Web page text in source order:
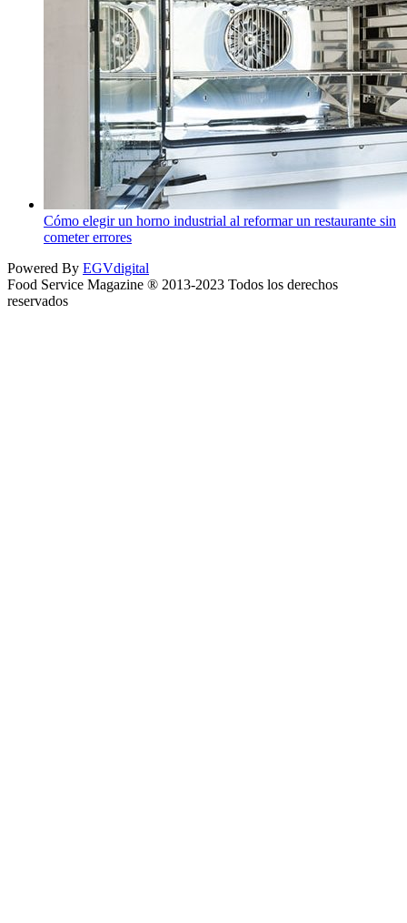
Cómo elegir un horno industrial al reformar un restaurante sin
cometer errores
Powered By EGVdigital
Food Service Magazine ® 2013-2023 Todos los derechos
reservados